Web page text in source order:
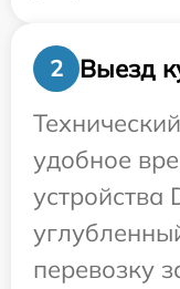
2
Выезд
удобное
устройства
перевозку